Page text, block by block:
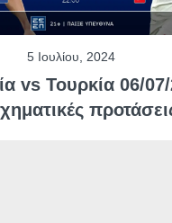
5 Ιουλίου, 2024
vs Τουρκία 06/